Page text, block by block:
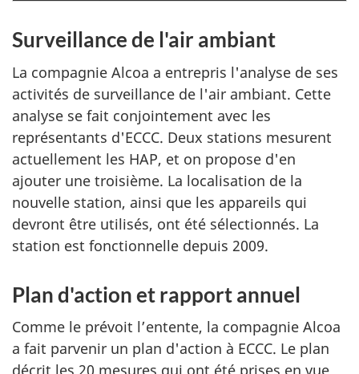
Surveillance de l'air ambiant
La compagnie Alcoa a entrepris l'analyse de ses
activités de surveillance de l'air ambiant. Cette
analyse se fait conjointement avec les
représentants d'ECCC. Deux stations mesurent
actuellement les HAP, et on propose d'en
ajouter une troisième. La localisation de la
nouvelle station, ainsi que les appareils qui
devront être utilisés, ont été sélectionnés. La
station est fonctionnelle depuis 2009.
Plan d'action et rapport annuel
Comme le prévoit l’entente, la compagnie Alcoa
a fait parvenir un plan d'action à ECCC. Le plan